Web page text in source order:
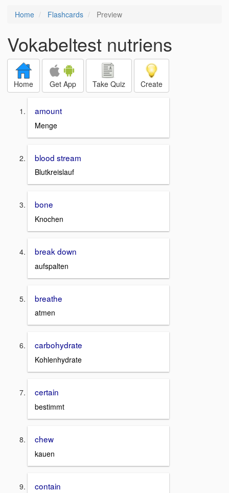
Home Flashcards Preview
Vokabeltest nutriens
Home Get App Take Quiz Create
amount
Menge
blood stream
Blutkreislauf
bone
Knochen
break down
aufspalten
breathe
atmen
carbohydrate
Kohlenhydrate
certain
bestimmt
chew
kauen
contain